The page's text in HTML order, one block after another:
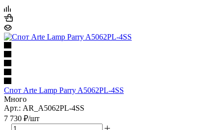
Спот Arte Lamp Parry A5062PL-4SS
Много
Арт.: AR_A5062PL-4SS
7 730 ₽/шт